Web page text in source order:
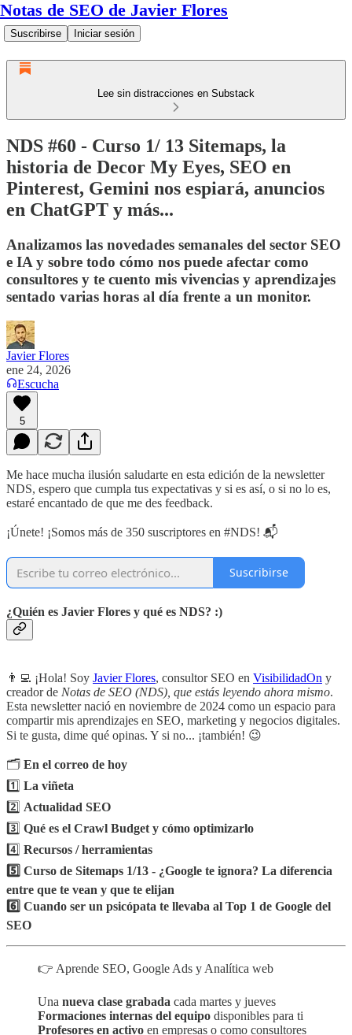
Notas de SEO de Javier Flores
Suscribirse Iniciar sesión
Lee sin distracciones en Substack
NDS #60 - Curso 1/ 13 Sitemaps, la
historia de Decor My Eyes, SEO en
Pinterest, Gemini nos espiará, anuncios
en ChatGPT y más...
Analizamos las novedades semanales del sector SEO
e IA y sobre todo cómo nos puede afectar como
consultores y te cuento mis vivencias y aprendizajes
sentado varias horas al día frente a un monitor.
Javier Flores
ene 24, 2026
Escucha
5
Me hace mucha ilusión saludarte en esta edición de la newsletter
NDS, espero que cumpla tus expectativas y si es así, o si no lo es,
estaré encantado de que me des feedback.
¡Únete! ¡Somos más de 350 suscriptores en #NDS! 📬
Suscribirse
¿Quién es Javier Flores y qué es NDS? :)
👨‍💻 ¡Hola! Soy Javier Flores, consultor SEO en VisibilidadOn y
creador de Notas de SEO (NDS), que estás leyendo ahora mismo.
Esta newsletter nació en noviembre de 2024 como un espacio para
compartir mis aprendizajes en SEO, marketing y negocios digitales.
Si te gusta, dime qué opinas. Y si no... ¡también! 😉
🗂️ En el correo de hoy
1️⃣ La viñeta
2️⃣ Actualidad SEO
3️⃣ Qué es el Crawl Budget y cómo optimizarlo
4️⃣ Recursos / herramientas
5️⃣ Curso de Sitemaps 1/13 - ¿Google te ignora? La diferencia
entre que te vean y que te elijan
6️⃣ Cuando ser un psicópata te llevaba al Top 1 de Google del
SEO
👉 Aprende SEO, Google Ads y Analítica web
Una nueva clase grabada cada martes y jueves
Formaciones internas del equipo disponibles para ti
Profesores en activo en empresas o como consultores